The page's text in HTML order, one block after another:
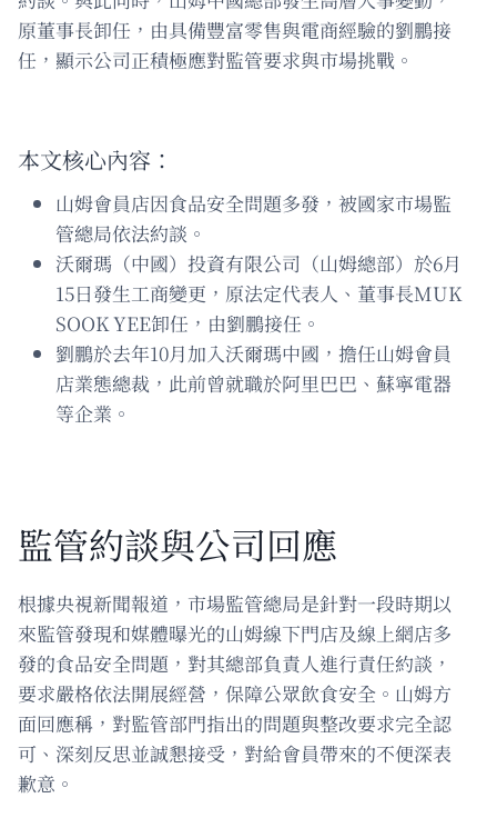
原董事長卸任，由具備豐富零售與電商經驗的劉鵬接
任，顯示公司正積極應對監管要求與市場挑戰。
本文核心內容：
山姆會員店因食品安全問題多發，被國家市場監
管總局依法約談。
沃爾瑪（中國）投資有限公司（山姆總部）於6月
15日發生工商變更，原法定代表人、董事長MUK
SOOK YEE卸任，由劉鵬接任。
劉鵬於去年10月加入沃爾瑪中國，擔任山姆會員
店業態總裁，此前曾就職於阿里巴巴、蘇寧電器
等企業。
監管約談與公司回應
根據央視新聞報道，市場監管總局是針對一段時期以
來監管發現和媒體曝光的山姆線下門店及線上網店多
發的食品安全問題，對其總部負責人進行責任約談，
要求嚴格依法開展經營，保障公眾飲食安全。山姆方
面回應稱，對監管部門指出的問題與整改要求完全認
可、深刻反思並誠懇接受，對給會員帶來的不便深表
歉意。